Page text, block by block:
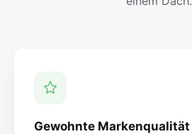
Gewohnte Markenqualität